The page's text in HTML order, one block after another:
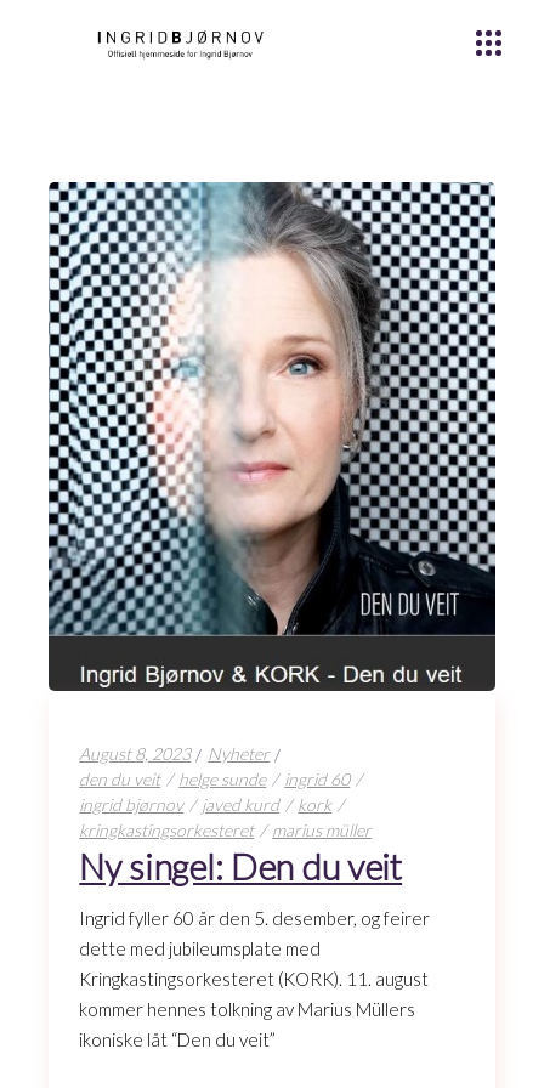
August 8, 2023
Nyheter
den du veit
helge sunde
ingrid 60
ingrid bjørnov
javed kurd
kork
kringkastingsorkesteret
marius müller
Ny singel: Den du veit
Ingrid fyller 60 år den 5. desember, og feirer
dette med jubileumsplate med
Kringkastingsorkesteret (KORK). 11. august
kommer hennes tolkning av Marius Müllers
ikoniske låt “Den du veit”